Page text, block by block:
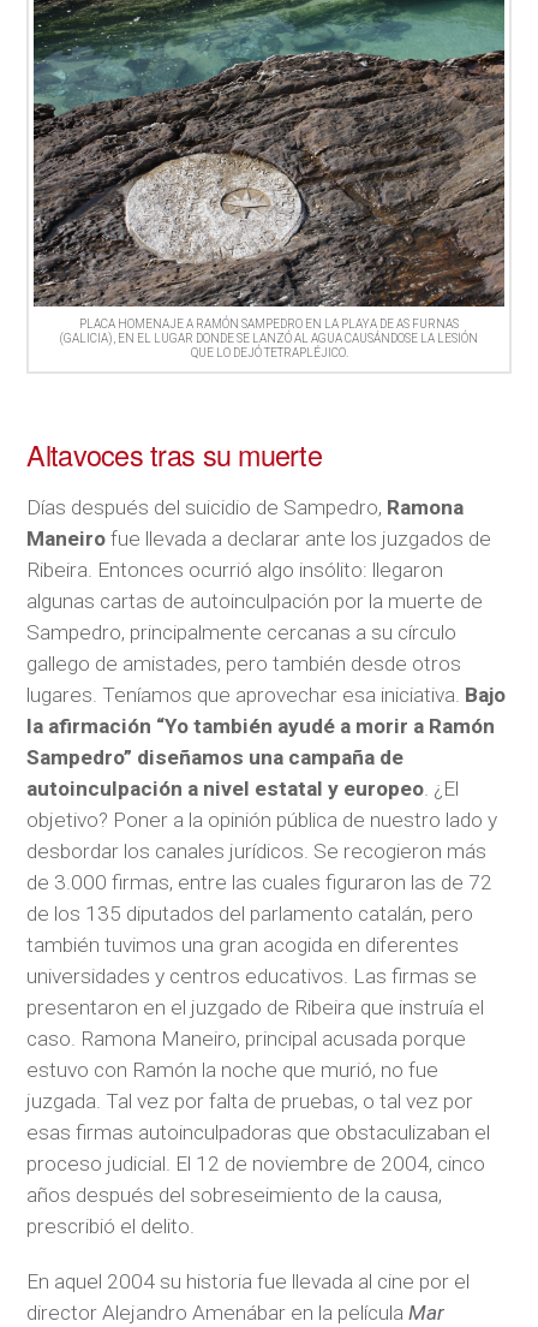
PLACA HOMENAJE A RAMÓN SAMPEDRO EN LA PLAYA DE AS FURNAS
(GALICIA), EN EL LUGAR DONDE SE LANZÓ AL AGUA CAUSÁNDOSE LA LESIÓN
QUE LO DEJÓ TETRAPLÉJICO.
Altavoces tras su muerte
Días después del suicidio de Sampedro, Ramona
Maneiro fue llevada a declarar ante los juzgados de
Ribeira. Entonces ocurrió algo insólito: llegaron
algunas cartas de autoinculpación por la muerte de
Sampedro, principalmente cercanas a su círculo
gallego de amistades, pero también desde otros
lugares. Teníamos que aprovechar esa iniciativa. Bajo
la afirmación “Yo también ayudé a morir a Ramón
Sampedro” diseñamos una campaña de
autoinculpación a nivel estatal y europeo. ¿El
objetivo? Poner a la opinión pública de nuestro lado y
desbordar los canales jurídicos. Se recogieron más
de 3.000 firmas, entre las cuales figuraron las de 72
de los 135 diputados del parlamento catalán, pero
también tuvimos una gran acogida en diferentes
universidades y centros educativos. Las firmas se
presentaron en el juzgado de Ribeira que instruía el
caso. Ramona Maneiro, principal acusada porque
estuvo con Ramón la noche que murió, no fue
juzgada. Tal vez por falta de pruebas, o tal vez por
esas firmas autoinculpadoras que obstaculizaban el
proceso judicial. El 12 de noviembre de 2004, cinco
años después del sobreseimiento de la causa,
prescribió el delito.
En aquel 2004 su historia fue llevada al cine por el
director Alejandro Amenábar en la películaMar